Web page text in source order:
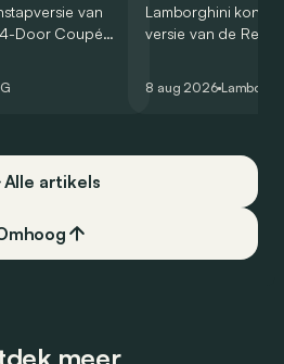
van
Door Coupé
Lamborghini
versie van de
een record voor
8 aug 2026
Alle artikels